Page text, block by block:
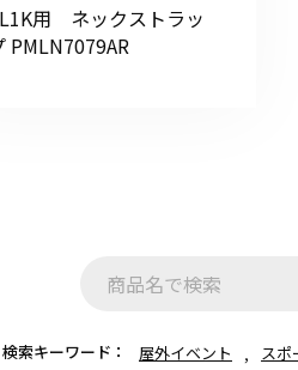
用 ネックストラッ
PMLN7079AR
検索キーワード： 屋外イベント スポ